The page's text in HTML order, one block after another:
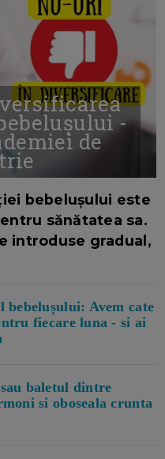
-
de
bebelușului este
sănătatea sa.
introduse gradual,
Avem cate
fiecare luna - si ai
baletul dintre
si oboseala crunta